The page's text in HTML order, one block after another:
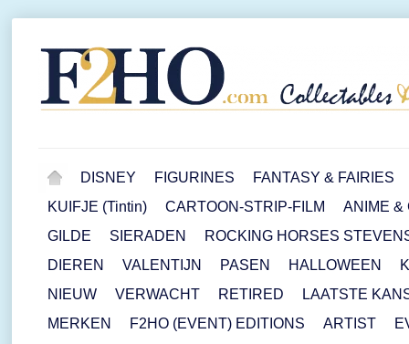
DISNEY FIGURINES
FANTASY & FAIRIES
KUIFJE (Tintin)
CARTOON-STRIP-FILM
ANIME &
GILDE
SIERADEN
ROCKING HORSES
DIEREN
VALENTIJN PASEN HALLOWEEN
NIEUW
VERWACHT RETIRED
LAATSTE
MERKEN
F2HO (EVENT) EDITIONS ARTIST